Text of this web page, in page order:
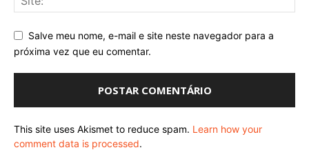
Salve meu nome, e-mail e site neste navegador para a
próxima vez que eu comentar.
This site uses Akismet to reduce spam. Learn how your
comment data is processed.